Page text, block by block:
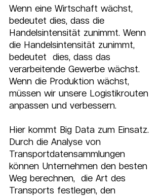
Wenn eine Wirtschaft wächst,
bedeutet dies, dass die
Handelsintensität zunimmt. Wenn
die Handelsintensität zunimmt,
bedeutet  dies, dass das
verarbeitende Gewerbe wächst.
Wenn die Produktion wächst,
müssen wir unsere Logistikrouten
anpassen und verbessern.
Hier kommt Big Data zum Einsatz.
Durch die Analyse von
Transportdatensammlungen
können Unternehmen den besten
Weg berechnen,  die Art des
Transports festlegen, den